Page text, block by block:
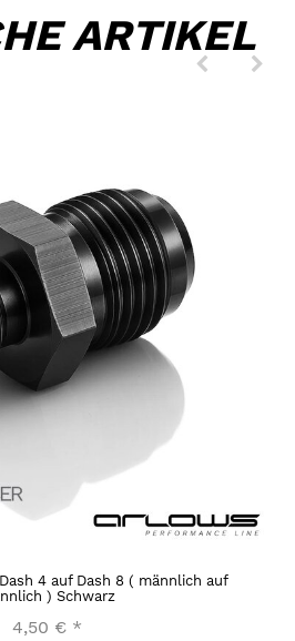
ARTIKEL
4 auf Dash 8 ( männlich auf
) Schwarz
4,50 € *